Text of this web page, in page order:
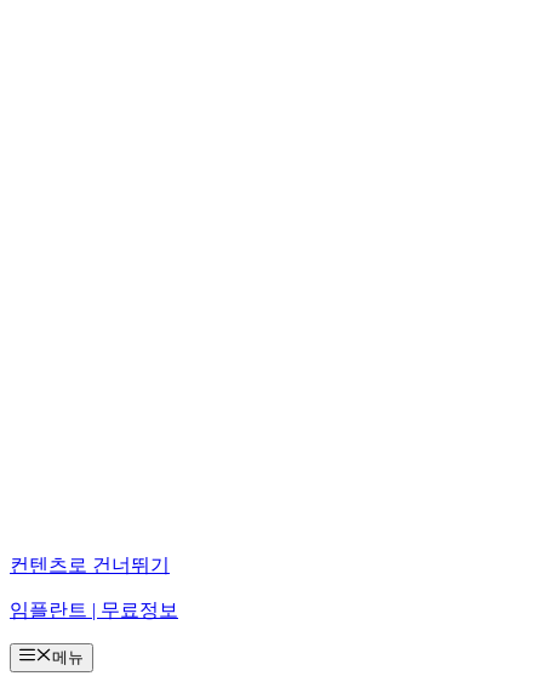
컨텐츠로 건너뛰기
임플란트 | 무료정보
메뉴